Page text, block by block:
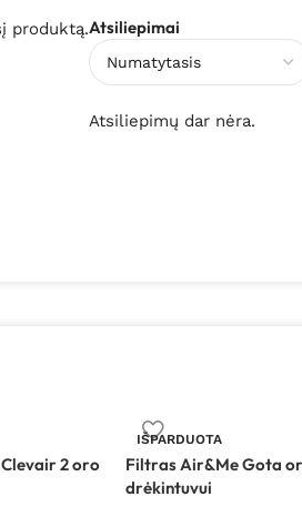
Atsiliepimai
Atsiliepimų dar nėra.
produktą.
2 oro
IŠPARDUOTA
Filtras Air&Me Gota
drėkintuvui